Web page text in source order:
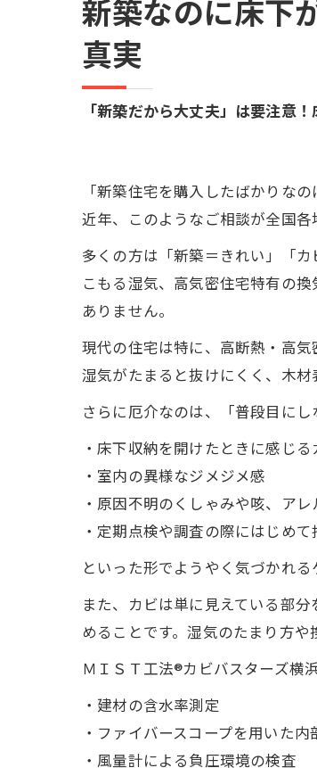
新築なのに床
新築住宅のカ
新築なのに床下
真実
「新築だから大丈夫」は要注意
「新築住宅を購入したばかりな
近年、このようなご相談が全国各
多くの方は「新築＝きれい」「
こもる湿気、高気密住宅特有の
ありません。
現代の住宅は特に、高断熱・高
湿気がたまると抜けにくく、木材
さらに厄介なのは、「普段目に
・床下収納を開けたときに感じる
・室内の異様なジメジメ感
・原因不明のくしゃみや咳、ア
・定期点検や調査の際にはじめて
といった形でようやく気づかれる
また、カビは単に見えている部
めることです。湿気のたまり方
ＭＩＳＴ工法®カビバスターズ横
・建材の含水率測定
・ファイバースコープを用いた
・風量計による負圧環境の検査